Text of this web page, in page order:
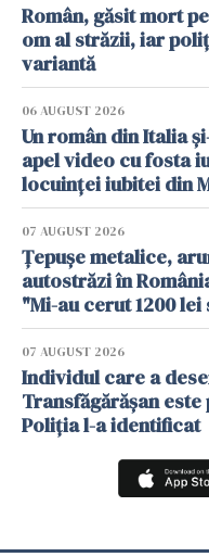
Român, găsit mort
om al străzii, iar
variantă
06 AUGUST 2026
Un român din Italia
apel video cu fosta
locuinței iubitei din
07 AUGUST 2026
Țepușe metalice,
autostrăzi în
"Mi-au cerut 1200
07 AUGUST 2026
Individul care a
Transfăgărășan
Poliția l-a identificat